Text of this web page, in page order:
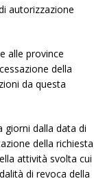
autorizzazione
alle province
della
da questa
giorni dalla data di
della richiesta
attività svolta cui
di revoca della